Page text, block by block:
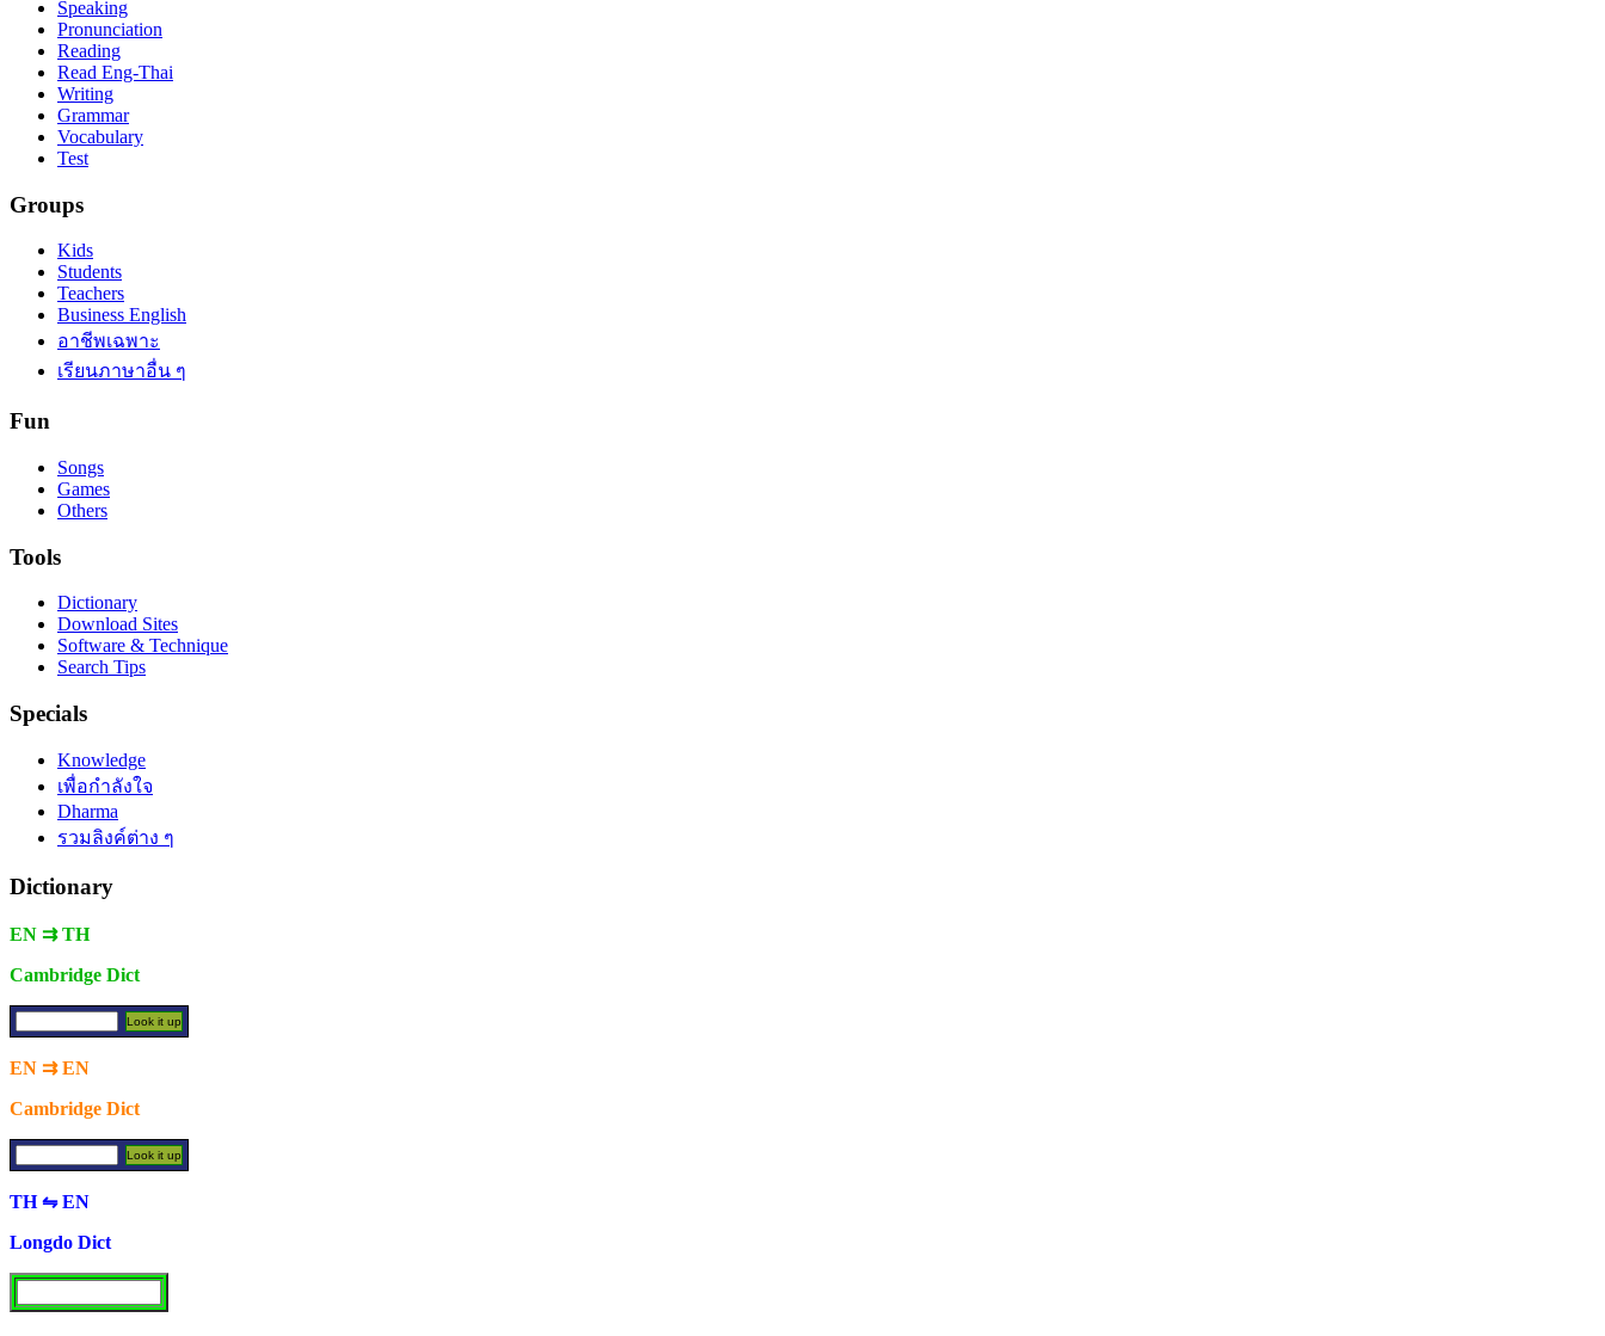
Speaking
Pronunciation
Reading
Read Eng-Thai
Writing
Grammar
Vocabulary
Test
Groups
Kids
Students
Teachers
Business English
อาชีพเฉพาะ
เรียนภาษาอื่น ๆ
Fun
Songs
Games
Others
Tools
Dictionary
Download Sites
Software & Technique
Search Tips
Specials
Knowledge
เพื่อกำลังใจ
Dharma
รวมลิงค์ต่าง ๆ
Dictionary
EN ⇉ TH
Cambridge Dict
EN ⇉ EN
Cambridge Dict
TH ⇋ EN
Longdo Dict